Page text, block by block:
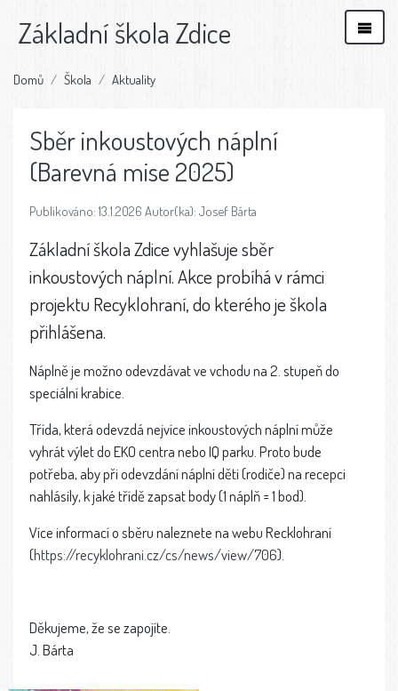
Základní škola Zdice
Domů Škola Aktuality
Sběr inkoustových náplní
(Barevná mise 2025)
Publikováno: 13.1.2026 Autor(ka): Josef Bárta
Základní škola Zdice vyhlašuje sběr
inkoustových náplní. Akce probíhá v rámci
projektu Recyklohraní, do kterého je škola
přihlášena.
Náplně je možno odevzdávat ve vchodu na 2. stupeň do
speciální krabice.
Třída, která odevzdá nejvíce inkoustových náplní může
vyhrát výlet do EKO centra nebo IQ parku. Proto bude
potřeba, aby při odevzdání náplní děti (rodiče) na recepci
nahlásily, k jaké třídě zapsat body (1 náplň = 1 bod).
Více informací o sběru naleznete na webu Recklohraní
(https://recyklohrani.cz/cs/news/view/706).
Děkujeme, že se zapojíte.
J. Bárta